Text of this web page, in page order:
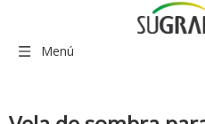
Menú